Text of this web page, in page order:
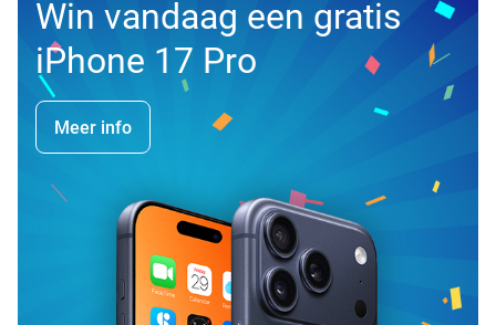
Win vandaag een gratis
iPhone 17 Pro
Meer info